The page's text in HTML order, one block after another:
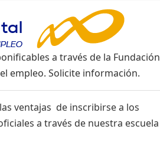
a través de la Fundación
empleo. Solicite información.
ventajas de inscribirsea los
a través de nuestra escuela